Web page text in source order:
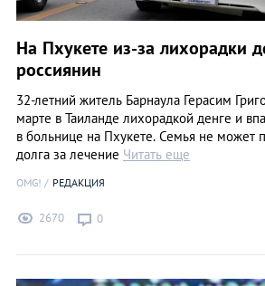
На Пхукете из-за лихорадки
россиянин
32-летний житель Барнаула Герасим
марте в Таиланде лихорадкой денге и
в больнице на Пхукете. Семья не может
долга за лечение Читать еще
OMG! РЕДАКЦИЯ
2670 0